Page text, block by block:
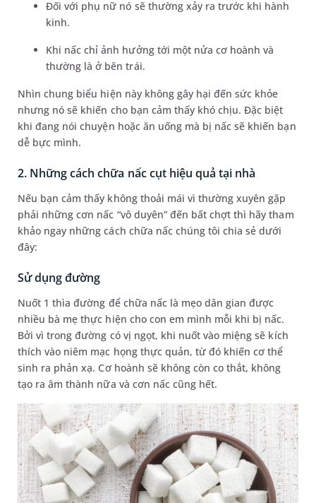
Đối với phụ nữ nó sẽ thường xảy ra trước khi hành
kinh.
Khi nấc chỉ ảnh hưởng tới một nửa cơ hoành và
thường là ở bên trái.
Nhìn chung biểu hiện này không gây hại đến sức khỏe
nhưng nó sẽ khiến cho bạn cảm thấy khó chịu. Đặc biệt
khi đang nói chuyện hoặc ăn uống mà bị nấc sẽ khiến bạn
dễ bực mình.
2. Những cách chữa nấc cụt hiệu quả tại nhà
Nếu bạn cảm thấy không thoải mái vì thường xuyên gặp
phải những cơn nấc “vô duyên” đến bất chợt thì hãy tham
khảo ngay những cách chữa nấc chúng tôi chia sẻ dưới
đây:
Sử dụng đường
Nuốt 1 thìa đường để chữa nấc là mẹo dân gian được
nhiều bà mẹ thực hiện cho con em mình mỗi khi bị nấc.
Bởi vì trong đường có vị ngọt, khi nuốt vào miệng sẽ kích
thích vào niêm mạc họng thực quản, từ đó khiến cơ thể
sinh ra phản xạ. Cơ hoành sẽ không còn co thắt, không
tạo ra âm thành nữa và cơn nấc cũng hết.